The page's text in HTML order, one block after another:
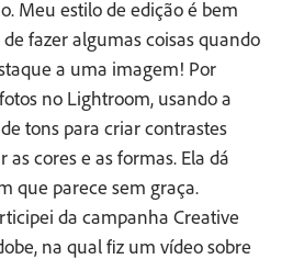
Meu estilo de edição é bem
fazer algumas coisas quando
a uma imagem! Por
no Lightroom, usando a
tons para criar contrastes
cores e as formas. Ela dá
que parece sem graça.
da campanha Creative
na qual fiz um vídeo sobre